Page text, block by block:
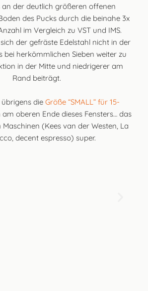
an der deutlich größeren offenen
des Pucks durch die beinahe 3x
im Vergleich zu VST und IMS.
der gefräste Edelstahl nicht in der
bei herkömmlichen Sieben weiter zu
in der Mitte und niedrigerer am
Rand beiträgt.
die Größe “SMALL” für 15-
oberen Ende dieses Fensters… das
(Kees van der Westen, La
decent espresso) super.